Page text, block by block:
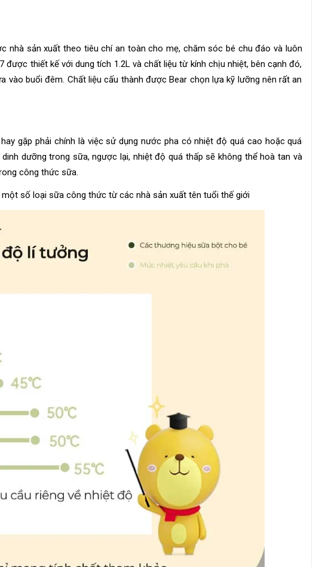
nhà sản xuất theo tiêu chí an toàn cho mẹ, chăm sóc bé chu đáo và luôn
được thiết kế với dung tích 1.2L và chất liệu từ kính chịu nhiệt, bên cạnh đó,
buổi đêm. Chất liệu cấu thành được Bear chọn lựa kỹ lưỡng nên rất an
gặp phải chính là việc sử dụng nước pha có nhiệt độ quá cao hoặc quá
dưỡng trong sữa, ngược lại, nhiệt độ quá thấp sẽ không thể hoà tan và
công thức sữa.
số loại sữa công thức từ các nhà sản xuất tên tuổi thế giới